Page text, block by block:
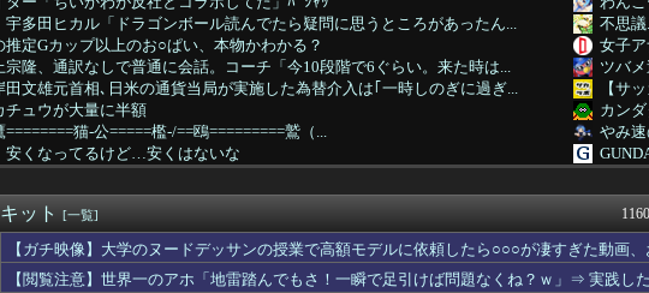
宇多田ヒカル「ドラゴンボール読んでたら疑問に思うところがあったん...
不思議
推定Gカップ以上のお○ぱい、本物かわかる？
女子
宗隆、通訳なしで普通に会話。コーチ「今10段階で6ぐらい。来た時は...
ツバ
田文雄元首相､日米の通貨当局が実施した為替介入は｢一時しのぎに過ぎ...
【サ
チュウが大量に半額
カン
========猫-公=====檻-/==鴎=========鷲（...
やみ速
安くなってるけど…安くはないな
コオロギの会社、インターネットのデマのせいで倒産ｗｗｗｗｗｗｗｗｗ...
痛い
の忠犬2匹…どちらも足が速くておばかだな？
ウマ
性の審判員がデビュー 試合後に涙…「嬉しい気持ちと絶対失敗しちゃい...
日刊
プロ初登板はパーフェクトリリーフ
阪神
羽師匠、Grokに自分の気持ち悪いツイート聞くやつやってるの...
ット [一覧]
【ガチ映像】大学のヌードデッサンの授業で高額モデルに依頼したら○○○が凄すぎた動画
【閲覧注意】世界一のアホ「地雷踏んでもさ！一瞬で足引けば問題なくね？ｗ」⇒ 実践し